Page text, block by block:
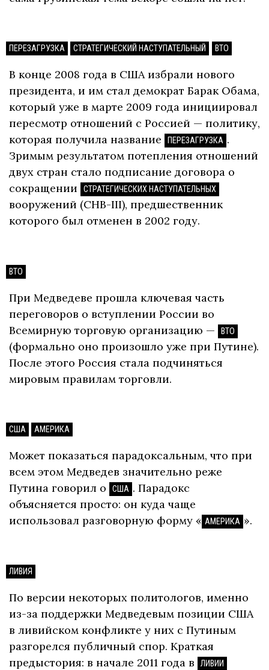
ПЕРЕЗАГРУЗКА СТРАТЕГИЧЕСКИЙ НАСТУПАТЕЛЬНЫЙ ВТО
В конце 2008 года в США избрали нового
президента, и им стал демократ Барак Обама,
который уже в марте 2009 года инициировал
пересмотр отношений с Россией — политику,
которая получила название
ПЕРЕЗАГРУЗКА .
Зримым результатом потепления отношений
двух стран стало подписание договора о
сокращении
СТРАТЕГИЧЕСКИХ НАСТУПАТЕЛЬНЫХ
вооружений (СНВ-III), предшественник
которого был отменен в 2002 году.
ВТО
При Медведеве прошла ключевая часть
переговоров о вступлении России во
Всемирную торговую организацию —
ВТО
(формально оно произошло уже при Путине).
После этого Россия стала подчиняться
мировым правилам торговли.
США АМЕРИКА
Может показаться парадоксальным, что при
всем этом Медведев значительно реже
Путина говорил о
США . Парадокс
объясняется просто: он куда чаще
использовал разговорную форму « АМЕРИКА ».
ЛИВИЯ
По версии некоторых политологов, именно
из-за поддержки Медведевым позиции США
в ливийском конфликте у них с Путиным
разгорелся публичный спор. Краткая
предыстория: в начале 2011 года в
ЛИВИИ